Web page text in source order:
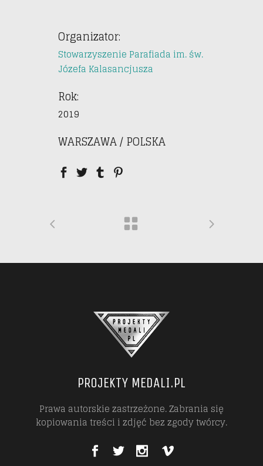
Organizator:
Stowarzyszenie Parafiada im. św.
Józefa Kalasancjusza
Rok:
2019
WARSZAWA / POLSKA
PROJEKTY MEDALI.PL
Prawa autorskie zastrzeżone. Zabrania się
kopiowania treści i zdjęć bez zgody twórcy.